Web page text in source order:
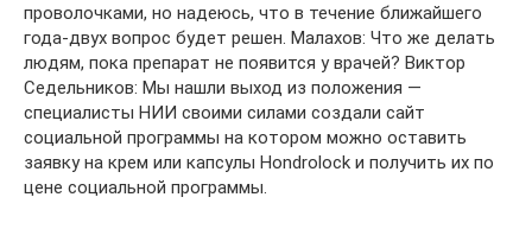
проволочками, но надеюсь, что в течение ближайшего
года-двух вопрос будет решен. Малахов: Что же делать
людям, пока препарат не появится у врачей? Виктор
Седельников: Мы нашли выход из положения —
специалисты НИИ своими силами создали сайт
социальной программы на котором можно оставить
заявку на крем или капсулы Hondrolock и получить их по
цене социальной программы.